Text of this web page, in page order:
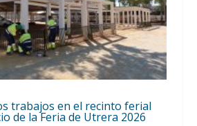
trabajos en el recinto ferial
de la Feria de Utrera 2026